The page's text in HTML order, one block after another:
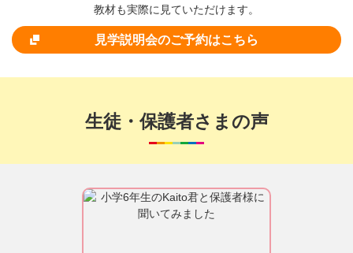
教材も実際に見ていただけます。
見学説明会のご予約はこちら
生徒・保護者さまの声